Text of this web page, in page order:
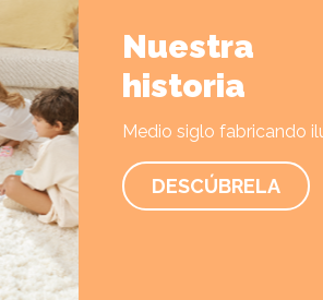
Nuestra
historia
Medio siglo fabricando
DESCÚBRELA